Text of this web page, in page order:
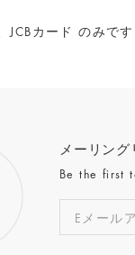
JCBカード のみです
メーリング
Be the first